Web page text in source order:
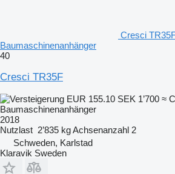
Cresci
Baumaschinenanhänger
40
Cresci TR35F
EUR 155.10 SEK 1’700 ≈
Baumaschinenanhänger
2018
Nutzlast 2’835 kgAchsenanzahl 2
Schweden, Karlstad
Klaravik Sweden